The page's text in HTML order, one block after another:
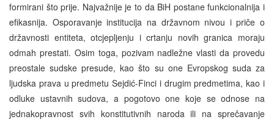
formirani što prije. Najvažnije je to da BiH postane funkcionalnija i
efikasnija. Osporavanje institucija na državnom nivou i priče o
državnosti entiteta, otcjepljenju i crtanju novih granica moraju
odmah prestati. Osim toga, pozivam nadležne vlasti da provedu
preostale sudske presude, kao što su one Evropskog suda za
ljudska prava u predmetu Sejdić-Finci i drugim predmetima, kao i
odluke ustavnih sudova, a pogotovo one koje se odnose na
jednakopravnost svih konstitutivnih naroda ili na sprečavanje